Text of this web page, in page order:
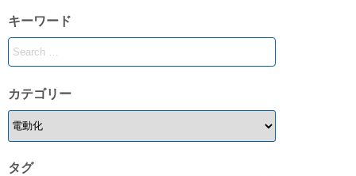
キーワード
カテゴリー
タグ